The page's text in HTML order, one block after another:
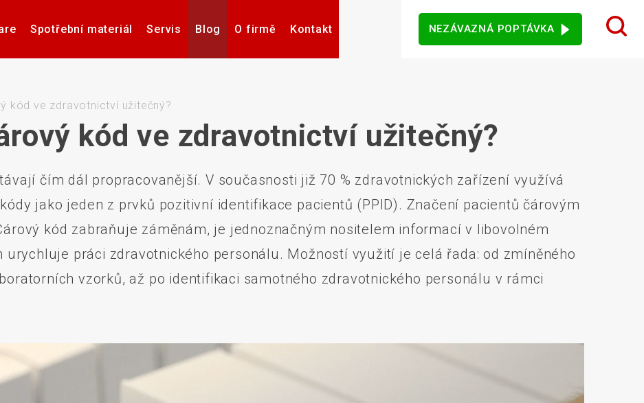
Spotřební materiál Servis Blog O firmě Kontakt
Aplikátory etiket Systémy strojového vidění Senzory
NEZÁVAZNÁ POPTÁVKA
kód ve zdravotnictví užitečný?
kód ve zdravotnictví užitečný?
čím dál propracovanější. V současnosti již 70 % zdravotnických zařízení využívá
jako jeden z prvků pozitivní identifikace pacientů (PPID). Značení pacientů čárovým
kód zabraňuje záměnám, je jednoznačným nositelem informací v libovolném
urychluje práci zdravotnického personálu. Možností využití je celá řada: od zmíněného
vzorků, až po identifikaci samotného zdravotnického personálu v rámci